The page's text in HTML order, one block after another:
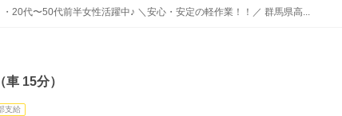
20代〜50代前半女性活躍中♪ ＼安心・安定の軽作業！！／ 群馬県高...
15分）
支給